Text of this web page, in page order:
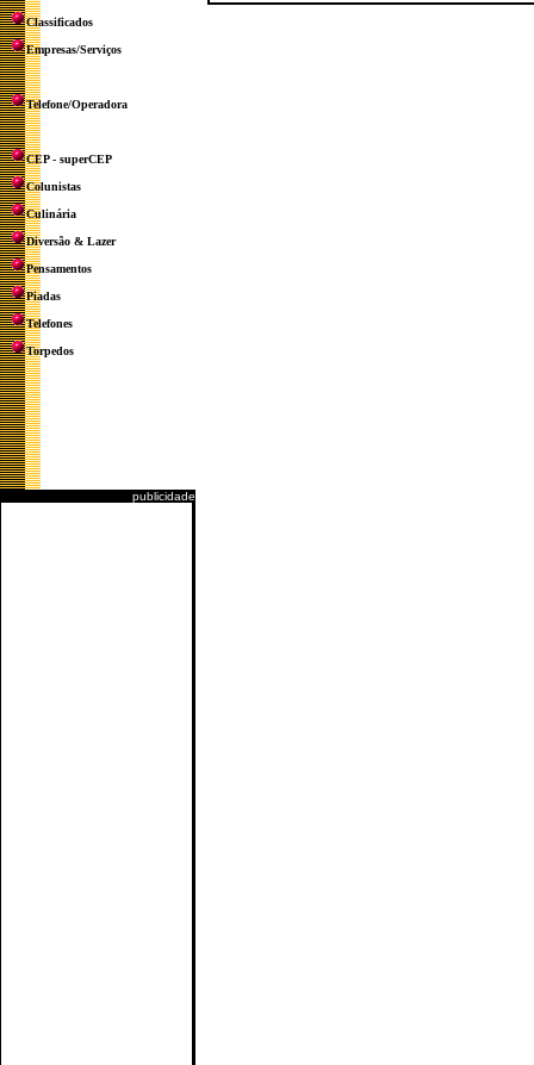
Classificados
Empresas/Serviços
Telefone/Operadora
CEP - superCEP
Colunistas
Culinária
Diversão & Lazer
Pensamentos
Piadas
Telefones
Torpedos
publicidade